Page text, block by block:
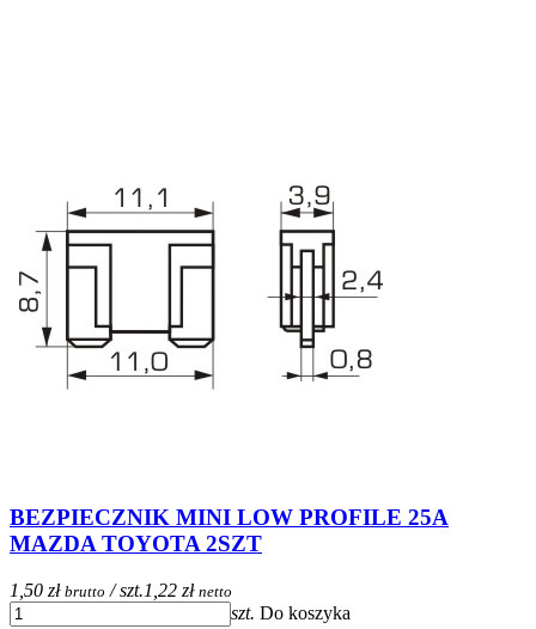
BEZPIECZNIK MINI LOW PROFILE 25A
MAZDA TOYOTA 2SZT
1,50 zł brutto / szt.1,22 zł netto
szt. Do koszyka